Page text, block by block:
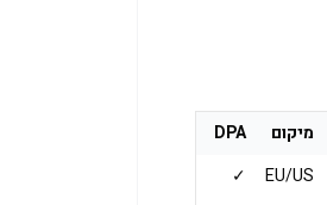
מיקום
DPA
EU/US
✓